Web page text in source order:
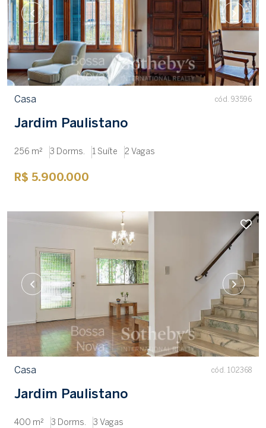
Casa cód. 93596
Jardim Paulistano
256 m² 3 Dorms. 1 Suíte 2 Vagas
R$ 5.900.000
Casa cód. 102368
Jardim Paulistano
400 m² 3 Dorms. 3 Vagas